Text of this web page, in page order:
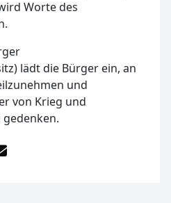
Worte des
lädt die Bürger ein, an
und
von Krieg und